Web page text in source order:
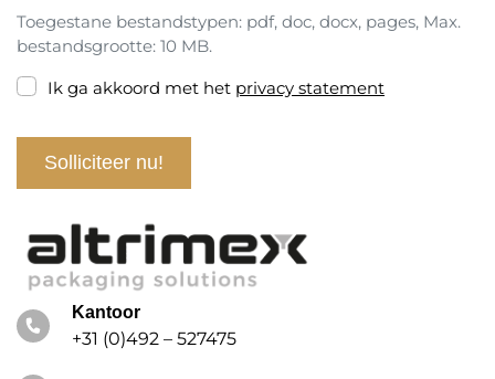
Toegestane bestandstypen: pdf, doc, docx, pages, Max.
bestandsgrootte: 10 MB.
Ik ga akkoord met het privacy statement
Kantoor
+31 (0)492 – 527475